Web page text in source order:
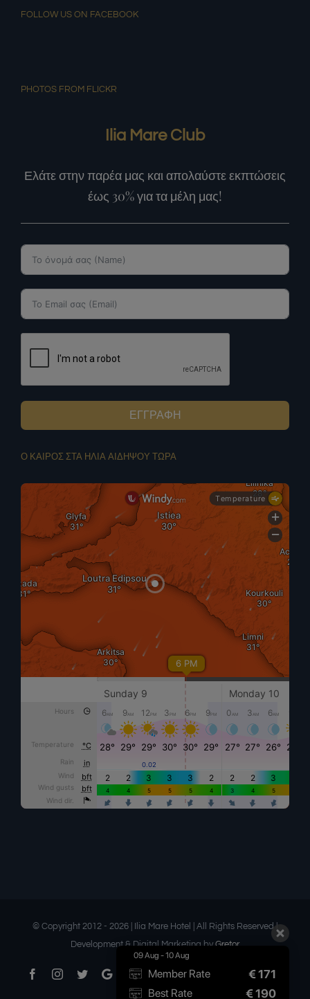
FOLLOW US ON FACEBOOK
PHOTOS FROM FLICKR
Ilia Mare Club
Ελάτε στην παρέα μας και απολαύστε εκπτώσεις
έως 30% για τα μέλη μας!
ΕΓΓΡΑΦΗ
Ο ΚΑΙΡΟΣ ΣΤΑ ΗΛΙΑ ΑΙΔΗΨΟΥ ΤΩΡΑ
© Copyright 2012 - 2026 | Ilia Mare Hotel | All Rights Reserved |
Development & Digital Marketing byGretor
FacebookInstagram
TwitterGoogleThreadsYouTubePinterestLinkedInTelegramMedium
FlickrEmail
09 Aug - 10 Aug
Member Rate € 171
Best Rate € 190